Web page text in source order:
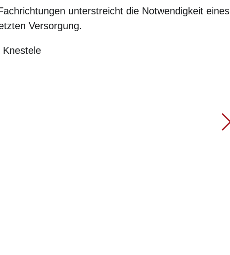
unterstreicht die Notwendigkeit eines
Versorgung.